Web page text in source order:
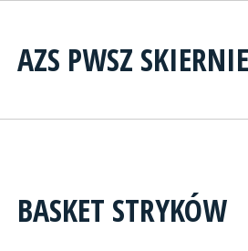
AZS PWSZ
BASKET STRYKÓW